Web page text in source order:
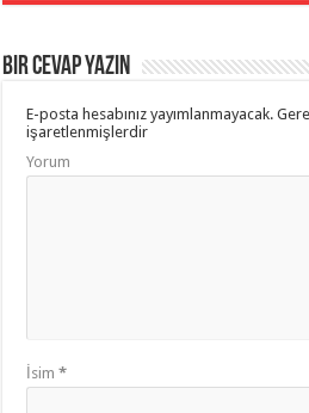
Bir cevap yazın
E-posta hesabınız yayımlanmayacak.
işaretlenmişlerdir
Yorum
İsim*